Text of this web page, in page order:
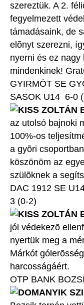
szereztük. A 2.
fegyelmezett
támadásaink, de
elõnyt szerezni,
nyerni és ez
mindenkinek!
GYIRMÓT SE
SASOK U14 6-0
KISS ZOLTÁN
az utolsó bajnoki
100%-os
a gyõri
köszönöm az
szülõknek a
DAC 1912 SE
3 (0-2)
KISS ZOLTÁN
jól védekezõ
nyertük meg a
Márkót
harcosságáért.
OTP BANK
DOMANYIK